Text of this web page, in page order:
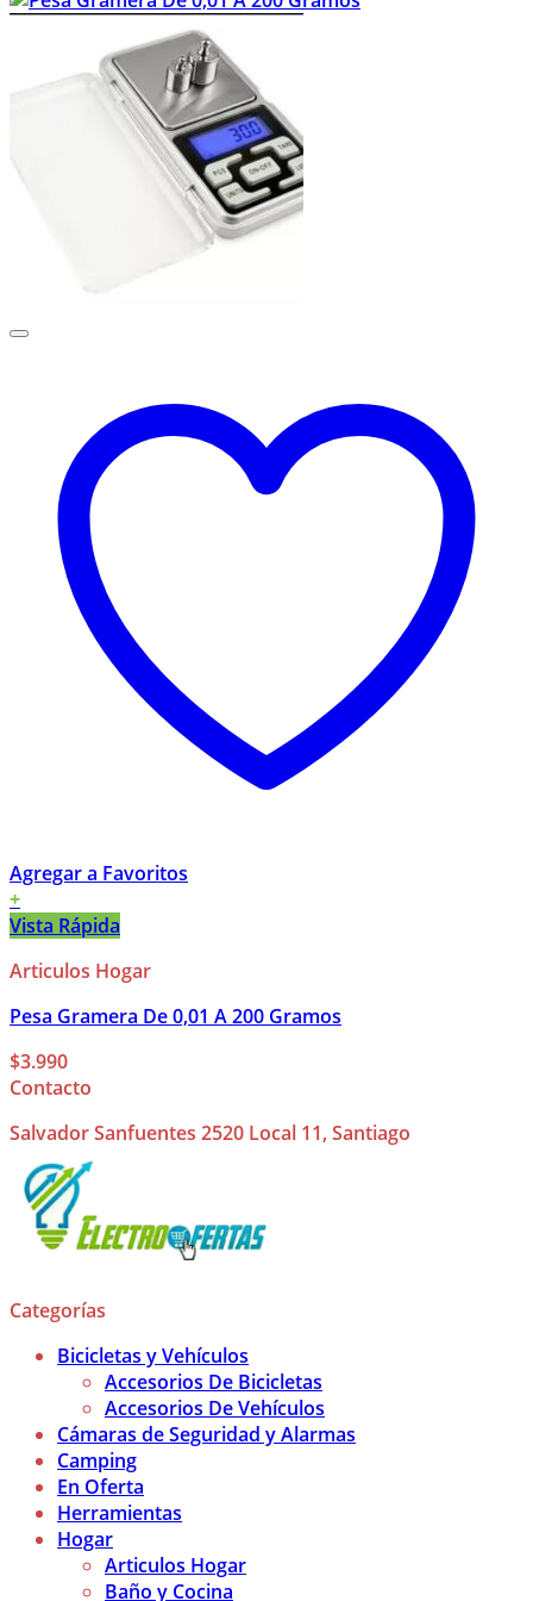
Agregar a Favoritos
+
Vista Rápida
Articulos Hogar
Pesa Gramera De 0,01 A 200 Gramos
$3.990
Contacto
Salvador Sanfuentes 2520 Local 11, Santiago
Categorías
Bicicletas y Vehículos
Accesorios De Bicicletas
Accesorios De Vehículos
Cámaras de Seguridad y Alarmas
Camping
En Oferta
Herramientas
Hogar
Articulos Hogar
Baño y Cocina